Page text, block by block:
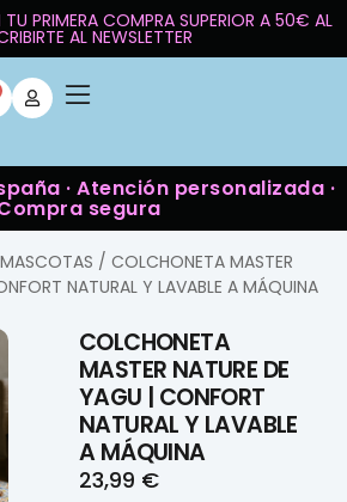
PRIMERA COMPRA SUPERIOR A 50€ AL
AL NEWSLETTER
· Atención personalizada ·
segura
/ COLCHONETA MASTER
NATURAL Y LAVABLE A MÁQUINA
COLCHONETA
MASTER NATURE DE
YAGU | CONFORT
NATURAL Y LAVABLE
A MÁQUINA
23,99 €